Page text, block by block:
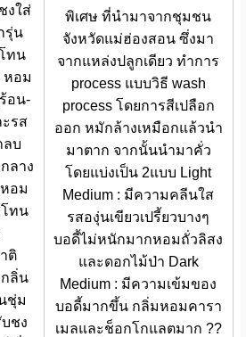
งใส่
รุ่น
ทน
หอม
อน-
รส
ลบ
ลาง
อม
ทน
ติ
กลิ่น
ชุ่ม
ชง
พิเศษ ที่นำมาจากชุมชน
จังหวัดแม่ฮ่องสอน ซึ่งมา
จากแหล่งปลูกเดียว ทำการ
process แบบวิธี wash
process โดยการสีเปลือก
ออก หมักล้างเหมือกแล้วนำ
มาตาก จากนั้นนำมาคั่ว
โดยแบ่งเป็น 2แบบ Light
Medium : มีความคลีนใส
รสองุ่นเขียวเปรี้ยวบางๆ
บอดี้ไม่หนักมากหอมถั่วลิสง
และดอกไม้ป่า Dark
Medium : มีความเข้มของ
บอดี้มากขึ้น กลิ่มหอมคารา
เมลและช็อกโกแลตมาก ??